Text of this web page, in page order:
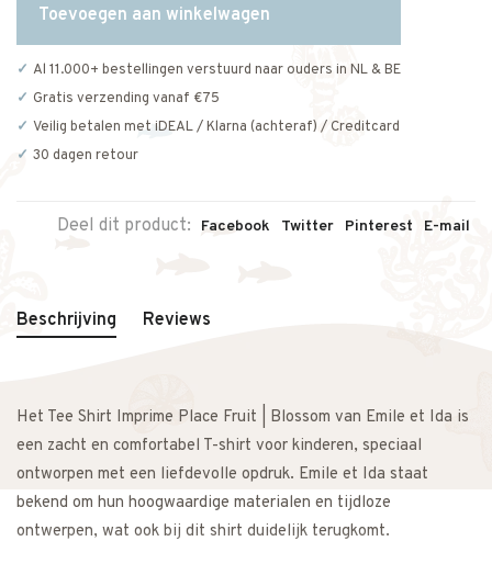
Toevoegen aan winkelwagen
Al 11.000+ bestellingen verstuurd naar ouders in NL & BE
Gratis verzending vanaf €75
Veilig betalen met iDEAL / Klarna (achteraf) / Creditcard
30 dagen retour
Deel dit product: Facebook Twitter Pinterest E-mail
Beschrijving Reviews
Het Tee Shirt Imprime Place Fruit | Blossom van Emile et Ida is
een zacht en comfortabel T-shirt voor kinderen, speciaal
ontworpen met een liefdevolle opdruk. Emile et Ida staat
bekend om hun hoogwaardige materialen en tijdloze
ontwerpen, wat ook bij dit shirt duidelijk terugkomt.